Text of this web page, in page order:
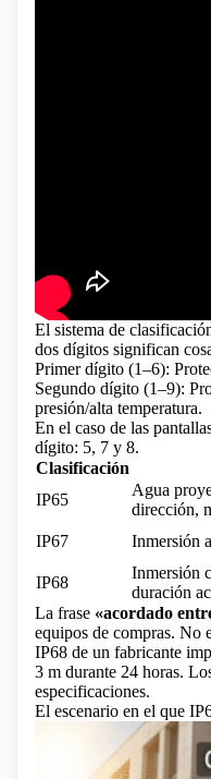
El sistema de
dos dígitos significan
Primer dígito (1–6):
Segundo dígito (1–9):
presión/alta temperatura.
En el caso de las
dígito: 5, 7 y 8.
Clasificación
IP65
Agua
dirección,
IP67
Inmersión
IP68
Inmersión
duración
La frase «acordado
equipos de compras. No
IP68 de un fabricante
3 m durante 24 horas.
especificaciones.
El escenario en el que